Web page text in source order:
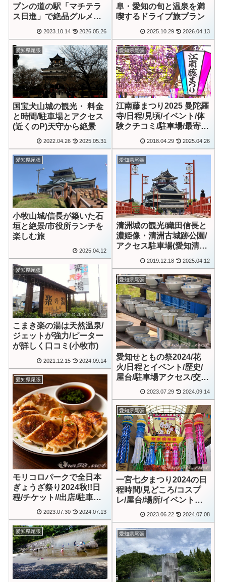
プンの道の駅「マチテラ
ス日進」で絶品グルメと
ポットを満喫してきまし
た！
2023.10.14 2026.05.26
阜・愛知の旬と温泉を満
喫するドライブ旅プラン
2025.10.29 2026.04.13
愛知県尾張
国宝犬山城の観光・ 料金
と時間/駐車場とアクセス
(近くのP)天守から絶景
2022.04.26 2025.05.31
愛知県尾張
江南藤まつり2025 曼陀羅
寺/日程/見頃/イベント/体
験クチコミ/駐車場/最寄り
2018.04.29 2025.04.26
愛知県尾張
清洲城の観光/織田信長と
濃姫像・清洲古城跡公園/
アクセス駐車場(愛知清須
2019.12.18 2025.04.12
愛知県尾張
小牧山城/信長が築いた石
垣と絶景/市役所ランチを
楽しむ旅
2025.04.12
愛知県尾張
こまき楽の湯は天然温泉/
ジェットが強力/ピーター
が詳しく口コミ(小牧市)
2021.12.15 2024.09.14
愛知県尾張
愛知せともの祭2024/花
火/日程とイベント/歴史/
屋台/駐車場アクセス/交通
2023.07.29 2024.09.14
愛知県尾張
モリコロパークで全日本
ぎょうざ祭り2024秋!!日
程/チケット//出店/駐車場
2023.07.30 2024.07.13
愛知県尾張
一宮七夕まつり2024の日
程時間/見どころ/コスプ
レ/屋台/場所/イベント多
2023.06.22 2024.07.08
愛知県尾張 愛知県尾張